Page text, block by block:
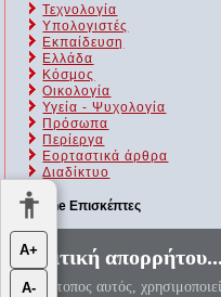
Τεχνολογία
Υπολογιστές
Εκπαίδευση
Ελλάδα
Κόσμος
Οικολογία
Υγεία - Ψυχολογία
Πρόσωπα
Περίεργα
Εορταστικά άρθρα
Διαδίκτυο
Online Επισκέπτες
Αυτήν τη στιγμή
κανένα μέλος
Πολιτική απορρήτου...
Ο ιστότοπος αυτός,
Α+
Α-